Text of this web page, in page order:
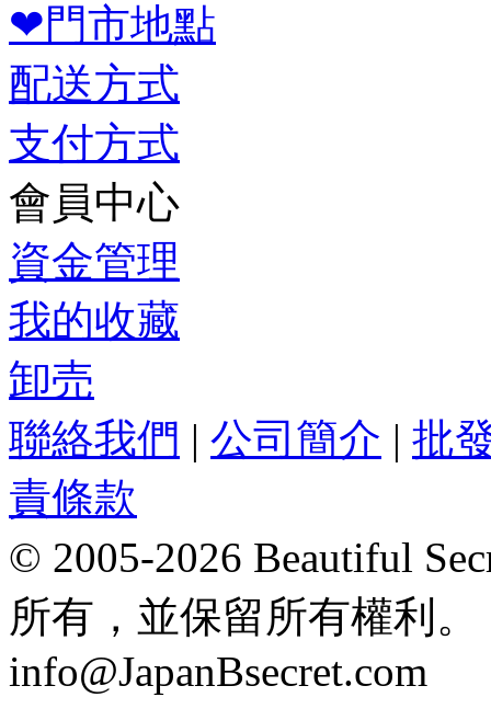
❤門市地點
配送方式
支付方式
會員中心
資金管理
我的收藏
卸売
聯絡我們 | 公司簡介 | 批
責條款
© 2005-2026 Beautiful
所有，並保留所有權利。
info@JapanBsecret.com